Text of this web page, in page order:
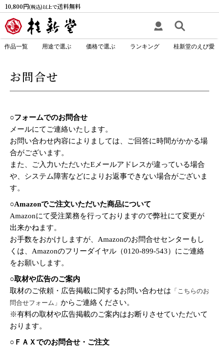
10,800円(税込)以上で送料無料
作品一覧 用途で選ぶ 価格で選ぶ ランキング 桂新堂のえび愛
お問合せ
○フォームでのお問合せ
メールにてご連絡いたします。
お問い合わせ内容によりましては、ご回答に時間がかかる場
合がございます。
また、ご入力いただいたEメールアドレスが違っている場合
や、システム障害などによりお返事できない場合がございま
す。
○Amazonでご注文いただいた商品について
Amazonにて受注業務を行っておりますので弊社にて変更が
出来かねます。
お手数をおかけしますが、Amazonのお問合せセンターもし
くは、Amazonのフリーダイヤル（0120-899-543）にご連絡
をお願いします。
○取材や広告のご案内
取材のご依頼・広告掲載に関するお問い合わせは 「こちらのお
問合せフォーム」 からご連絡ください。
※有料の取材や広告掲載のご案内はお断りさせていただいて
おります。
○ＦＡＸでのお問合せ・ご注文